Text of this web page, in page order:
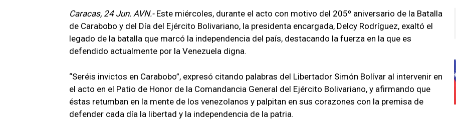
Caracas, 24 Jun. AVN.- Este miércoles, durante el acto con motivo del 205º aniversario de la Batalla
de Carabobo y del Día del Ejército Bolivariano, la presidenta encargada, Delcy Rodríguez, exaltó el
legado de la batalla que marcó la independencia del país, destacando la fuerza en la que es
defendido actualmente por la Venezuela digna.
“Seréis invictos en Carabobo”, expresó citando palabras del Libertador Simón Bolívar al intervenir en
el acto en el Patio de Honor de la Comandancia General del Ejército Bolivariano, y afirmando que
éstas retumban en la mente de los venezolanos y palpitan en sus corazones con la premisa de
defender cada día la libertad y la independencia de la patria.